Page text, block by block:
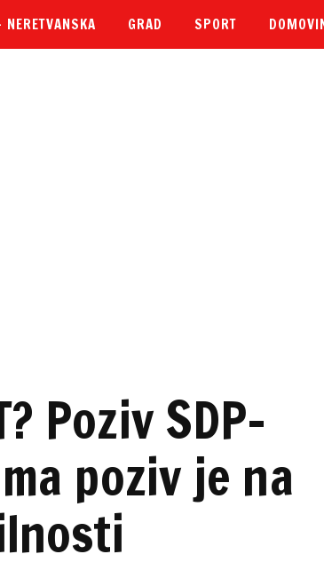
NERETVANSKA GRAD SPORT
Poziv SDP-
poziv je na